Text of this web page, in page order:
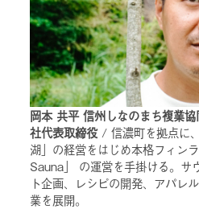
岡本 共平 信州しなのまち複業
社代表取締役/ 信濃町を拠点に
湖」の経営をはじめ本格フィン
Sauna」 の運営を手掛ける。サ
ト企画、レシピの開発、アパレ
業を展開。